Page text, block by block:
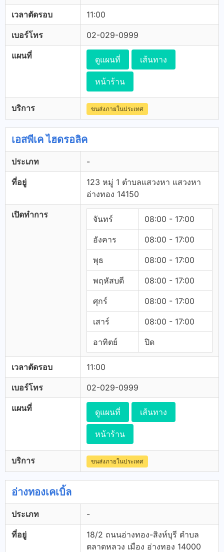
เวลาตัดรอบ 11:00
เบอร์โทร 02-029-0999
แผนที่ ดูแผนที่ เส้นทาง
หน้าร้าน
บริการ ขนส่งภายในประเทศ
เอสพีเค ไฮดรอลิค
ประเภท -
ที่อยู่
123 หมู่ 1 ตำบลแสวงหา แสวงหา
อ่างทอง 14150
เปิดทำการ จันทร์ 08:00 - 17:00
อังคาร 08:00 - 17:00
พุธ 08:00 - 17:00
พฤหัสบดี 08:00 - 17:00
ศุกร์ 08:00 - 17:00
เสาร์ 08:00 - 17:00
อาทิตย์ ปิด
เวลาตัดรอบ 11:00
เบอร์โทร 02-029-0999
แผนที่ ดูแผนที่ เส้นทาง
หน้าร้าน
บริการ ขนส่งภายในประเทศ
อ่างทองเคเบิ้ล
ประเภท -
ที่อยู่
18/2 ถนนอ่างทอง-สิงห์บุรี ตำบล
ตลาดหลวง เมือง อ่างทอง 14000